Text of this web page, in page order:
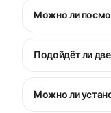
Можно ли
Подойдёт ли
Можно ли